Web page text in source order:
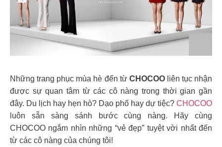
Những trang phục mùa hè đến từ CHOCOOliên tục nhận
được sự quan tâm từ các cô nàng trong thời gian gần
đây. Du lịch hay hẹn hò? Dạo phố hay dự tiệc? CHOCOO
luôn sẵn sàng sánh bước cùng nàng. Hãy cùng
CHOCOO ngắm nhìn những “vẻ đẹp” tuyệt vời nhất đến
từ các cô nàng của chúng tôi!